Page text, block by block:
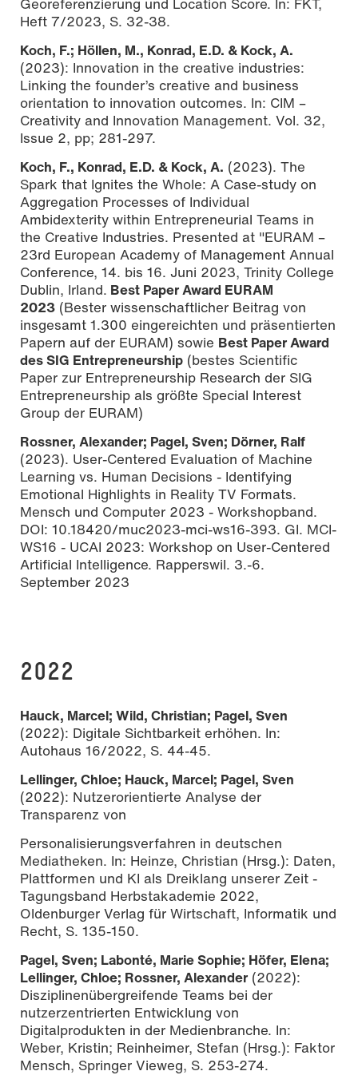
Heft 7/2023, S. 32-38.
Koch, F.; Höllen, M., Konrad, E.D. & Kock, A.
(2023): Innovation in the creative industries:
Linking the founder’s creative and business
orientation to innovation outcomes. In: CIM –
Creativity and Innovation Management. Vol. 32,
Issue 2, pp; 281-297.
Koch, F., Konrad, E.D. & Kock, A. (2023). The
Spark that Ignites the Whole: A Case-study on
Aggregation Processes of Individual
Ambidexterity within Entrepreneurial Teams in
the Creative Industries. Presented at "EURAM –
23rd European Academy of Management Annual
Conference, 14. bis 16. Juni 2023, Trinity College
Dublin, Irland. Best Paper Award EURAM
2023 (Bester wissenschaftlicher Beitrag von
insgesamt 1.300 eingereichten und präsentierten
Papern auf der EURAM) sowie Best Paper Award
des SIG Entrepreneurship (bestes Scientific
Paper zur Entrepreneurship Research der SIG
Entrepreneurship als größte Special Interest
Group der EURAM)
Rossner, Alexander; Pagel, Sven; Dörner, Ralf
(2023). User-Centered Evaluation of Machine
Learning vs. Human Decisions - Identifying
Emotional Highlights in Reality TV Formats.
Mensch und Computer 2023 - Workshopband.
DOI: 10.18420/muc2023-mci-ws16-393. GI. MCI-
WS16 - UCAI 2023: Workshop on User-Centered
Artificial Intelligence. Rapperswil. 3.-6.
September 2023
2022
Hauck, Marcel; Wild, Christian; Pagel, Sven
(2022): Digitale Sichtbarkeit erhöhen. In:
Autohaus 16/2022, S. 44-45.
Lellinger, Chloe; Hauck, Marcel; Pagel, Sven
(2022): Nutzerorientierte Analyse der
Transparenz von
Personalisierungsverfahren in deutschen
Mediatheken. In: Heinze, Christian (Hrsg.): Daten,
Plattformen und KI als Dreiklang unserer Zeit -
Tagungsband Herbstakademie 2022,
Oldenburger Verlag für Wirtschaft, Informatik und
Recht, S. 135-150.
Pagel, Sven; Labonté, Marie Sophie; Höfer, Elena;
Lellinger, Chloe; Rossner, Alexander (2022):
Disziplinenübergreifende Teams bei der
nutzerzentrierten Entwicklung von
Digitalprodukten in der Medienbranche. In:
Weber, Kristin; Reinheimer, Stefan (Hrsg.): Faktor
Mensch, Springer Vieweg, S. 253-274.